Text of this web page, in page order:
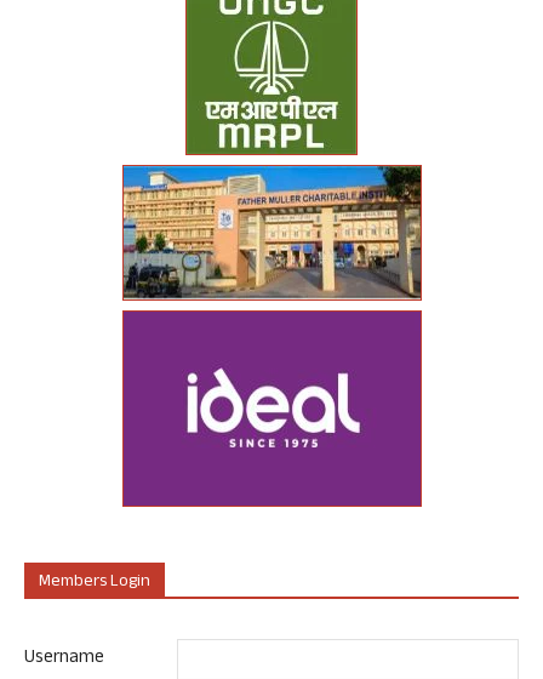
Members Login
Username